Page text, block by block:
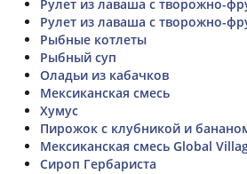
Рулет из лаваша с творожно-
Рулет из лаваша с творожно-
Рыбные котлеты
Рыбный суп
Оладьи из кабачков
Мексиканская смесь
Хумус
Пирожок с клубникой и
Мексиканская смесь Global
Сироп Гербариста